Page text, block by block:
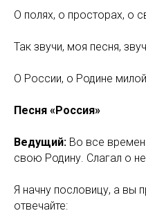
О полях, о просторах, о
Так звучи, моя песня,
О России, о Родине
Песня «Россия»
Ведущий: Во все
свою Родину. Слагал о
Я начну пословицу, а вы
отвечайте: